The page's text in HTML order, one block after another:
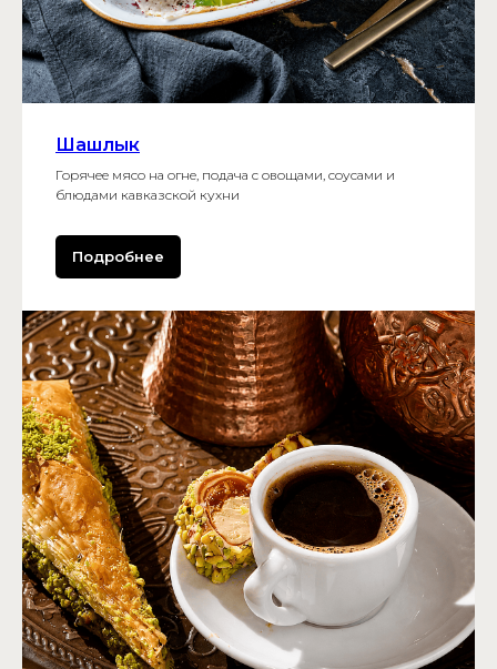
Шашлык
Горячее мясо на огне, подача с овощами, соусами и
блюдами кавказской кухни
Подробнее